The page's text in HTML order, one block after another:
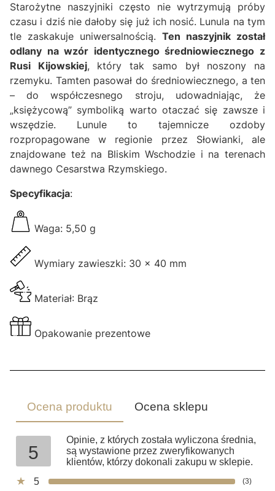
Starożytne naszyjniki często nie wytrzymują próby
czasu i dziś nie dałoby się już ich nosić. Lunula na tym
tle zaskakuje uniwersalnością. Ten naszyjnik został
odlany na wzór identycznego średniowiecznego z
Rusi Kijowskiej, który tak samo był noszony na
rzemyku. Tamten pasował do średniowiecznego, a ten
– do współczesnego stroju, udowadniając, że
„księżycową” symboliką warto otaczać się zawsze i
wszędzie. Lunule to tajemnicze ozdoby
rozpropagowane w regionie przez Słowianki, ale
znajdowane też na Bliskim Wschodzie i na terenach
dawnego Cesarstwa Rzymskiego.
Specyfikacja:
Waga: 5,50 g
Wymiary zawieszki: 30 x 40 mm
Materiał: Brąz
Opakowanie prezentowe
Ocena produktu Ocena sklepu
5
Opinie, z których została wyliczona średnia,
są wystawione przez zweryfikowanych
klientów, którzy dokonali zakupu w sklepie.
5
(3)